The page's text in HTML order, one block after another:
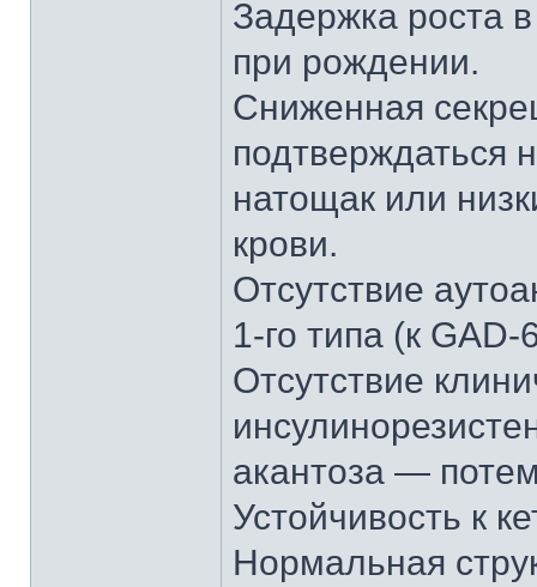
Задержка роста
при рождении.
Сниженная
подтверждаться
натощак или
крови.
Отсутствие
1-го типа (к
Отсутствие
акантоза —
Устойчивость к
Нормальная